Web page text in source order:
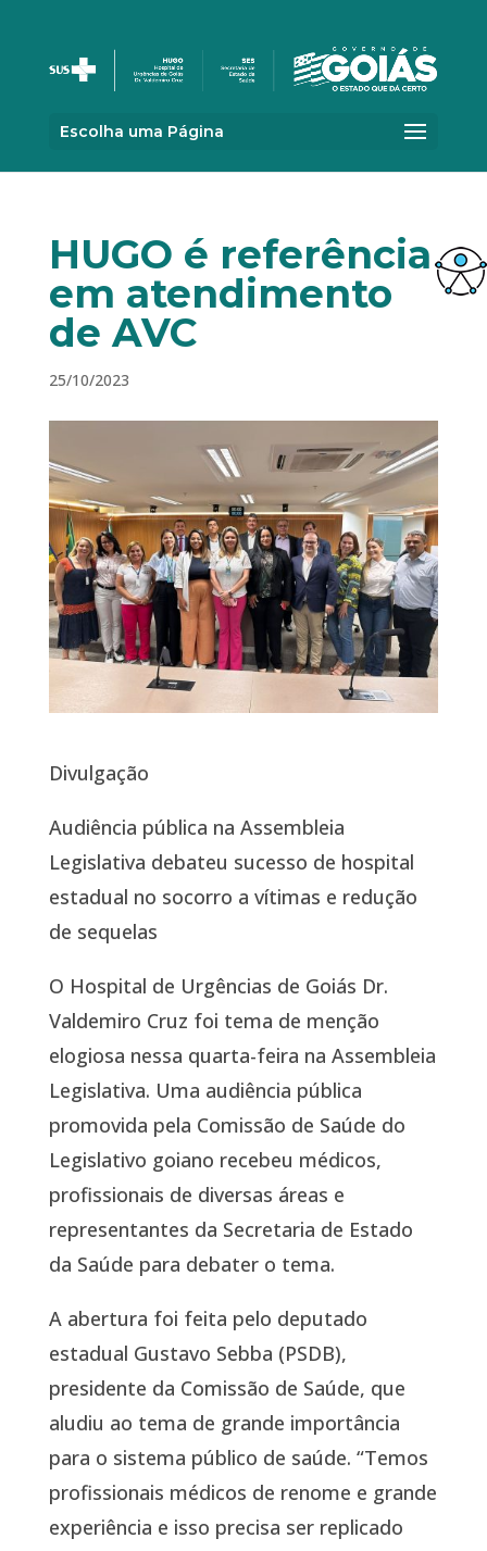
Escolha uma Página
HUGO é referência
em atendimento
de AVC
25/10/2023
Divulgação
Audiência pública na Assembleia
Legislativa debateu sucesso de hospital
estadual no socorro a vítimas e redução
de sequelas
O Hospital de Urgências de Goiás Dr.
Valdemiro Cruz foi tema de menção
elogiosa nessa quarta-feira na Assembleia
Legislativa. Uma audiência pública
promovida pela Comissão de Saúde do
Legislativo goiano recebeu médicos,
profissionais de diversas áreas e
representantes da Secretaria de Estado
da Saúde para debater o tema.
A abertura foi feita pelo deputado
estadual Gustavo Sebba (PSDB),
presidente da Comissão de Saúde, que
aludiu ao tema de grande importância
para o sistema público de saúde. “Temos
profissionais médicos de renome e grande
experiência e isso precisa ser replicado